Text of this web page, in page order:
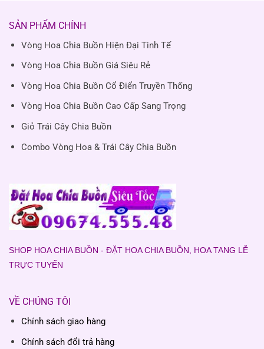
SẢN PHẨM CHÍNH
Vòng Hoa Chia Buồn Hiện Đại Tinh Tế
Vòng Hoa Chia Buồn Giá Siêu Rẻ
Vòng Hoa Chia Buồn Cổ Điển Truyền Thống
Vòng Hoa Chia Buồn Cao Cấp Sang Trọng
Giỏ Trái Cây Chia Buồn
Combo Vòng Hoa & Trái Cây Chia Buồn
SHOP HOA CHIA BUỒN - ĐẶT HOA CHIA BUỒN, HOA TANG LỄ
TRỰC TUYẾN
VỀ CHÚNG TÔI
Chính sách giao hàng
Chính sách đổi trả hàng